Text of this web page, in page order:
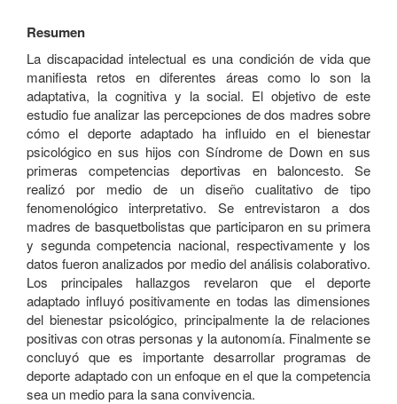
Resumen
La discapacidad intelectual es una condición de vida que
manifiesta retos en diferentes áreas como lo son la
adaptativa, la cognitiva y la social. El objetivo de este
estudio fue analizar las percepciones de dos madres sobre
cómo el deporte adaptado ha influido en el bienestar
psicológico en sus hijos con Síndrome de Down en sus
primeras competencias deportivas en baloncesto. Se
realizó por medio de un diseño cualitativo de tipo
fenomenológico interpretativo. Se entrevistaron a dos
madres de basquetbolistas que participaron en su primera
y segunda competencia nacional, respectivamente y los
datos fueron analizados por medio del análisis colaborativo.
Los principales hallazgos revelaron que el deporte
adaptado influyó positivamente en todas las dimensiones
del bienestar psicológico, principalmente la de relaciones
positivas con otras personas y la autonomía. Finalmente se
concluyó que es importante desarrollar programas de
deporte adaptado con un enfoque en el que la competencia
sea un medio para la sana convivencia.